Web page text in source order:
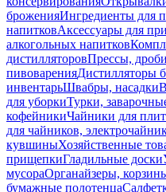
броженияИнгредиенты для
напитковАксессуары для
алкогольных напитков
дистилляторовПрессы,
пивоваренияДистилляторы
инвентарьШвабры, насадки
для уборкиТурки,
кофейникиЧайники для
для чайников,
кувшиныХозяйственные
прищепкиГладильные доски
мусораОрганайзеры,
бумажные полотенца